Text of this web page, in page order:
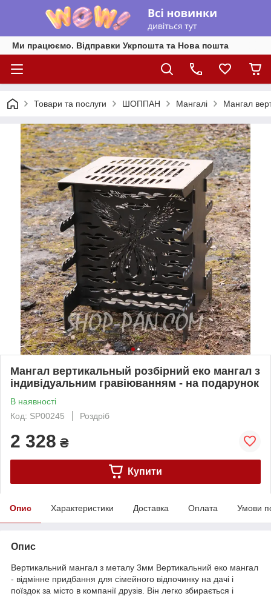
Ми працюємо. Відправки Укрпошта та Нова пошта
Товари та послуги ШОППАН Мангалі Мангал
Мангал вертикальный розбірний еко мангал з
індивідуальним гравіюванням - на подарунок
В наявності
Код: SP00245
Роздріб
2 328 ₴
Купити
Опис Характеристики Доставка Оплата Умови
Опис
Вертикальний мангал з металу 3мм Вертикальний еко мангал
- відмінне придбання для сімейного відпочинку на дачі і
поїздок за місто в компанії друзів. Він легко збирається і